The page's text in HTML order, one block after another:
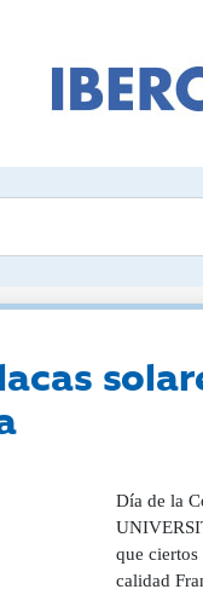
Día de la
que
calidad